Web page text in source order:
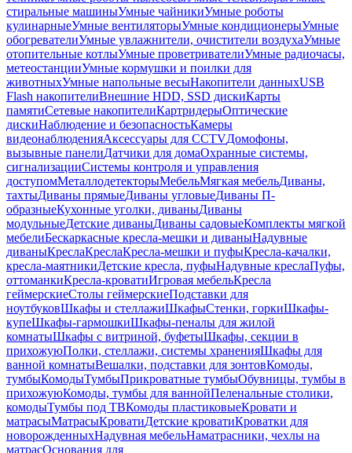
стиральные машиныУмные чайникиУмные роботы
кулинарныеУмные вентиляторыУмные кондиционерыУмные
обогревателиУмные увлажнители, очистители воздухаУмные
отопительные котлыУмные проветривателиУмные радиочасы,
метеостанцииУмные кормушки и поилки для
животныхУмные напольные весыНакопители данныхUSB
Flash накопителиВнешние HDD, SSD дискиКарты
памятиСетевые накопителиКартридерыОптические
дискиНаблюдение и безопасностьКамеры
видеонаблюденияАксессуары для CCTVДомофоны,
вызывные панелиДатчики для домаОхранные системы,
сигнализацииСистемы контроля и управления
доступомМеталлодетекторыМебельМягкая мебельДиваны,
тахтыДиваны прямыеДиваны угловыеДиваны П-
образныеКухонные уголки, диваныДиваны
модульныеДетские диваныДиваны садовыеКомплекты мягкой
мебелиБескаркасные кресла-мешки и диваныНадувные
диваныКреслаКреслаКресла-мешки и пуфыКресла-качалки,
кресла-маятникиДетские кресла, пуфыНадувные креслаПуфы,
оттоманкиКресла-кроватиИгровая мебельКресла
геймерскиеСтолы геймерскиеПодставки для
ноутбуковШкафы и стеллажиШкафыСтенки, горкиШкафы-
купеШкафы-гармошкиШкафы-пеналы для жилой
комнатыШкафы с витриной, буфетыШкафы, секции в
прихожуюПолки, стеллажи, системы храненияШкафы для
ванной комнатыВешалки, подставки для зонтовКомоды,
тумбыКомодыТумбыПрикроватные тумбыОбувницы, тумбы в
прихожуюКомоды, тумбы для ваннойПеленальные столики,
комодыТумбы под ТВКомоды пластиковыеКровати и
матрасыМатрасыКроватиДетские кроватиКроватки для
новорожденныхНадувная мебельНаматрасники, чехлы на
матрасОснования для